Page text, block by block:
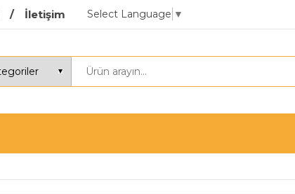
İletişim Select Language ▼